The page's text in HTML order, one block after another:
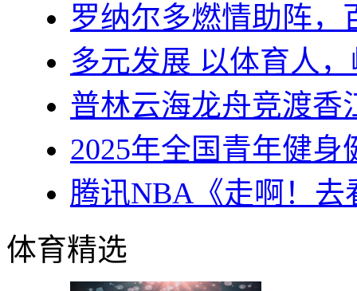
罗纳尔多燃情助阵，
多元发展 以体育人
普林云海龙舟竞渡香
2025年全国青年健
腾讯NBA《走啊！
体育精选